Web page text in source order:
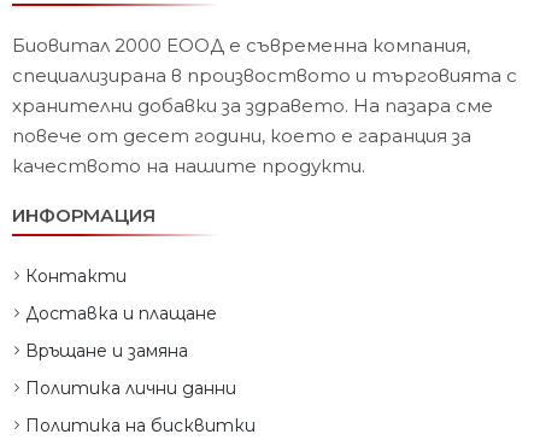
Биовитал 2000 ЕООД е съвременна компания,
специализирана в произвоството и търговията с
хранителни добавки за здравето. На пазара сме
повече от десет години, което е гаранция за
качеството на нашите продукти.
ИНФОРМАЦИЯ
Контакти
Доставка и плащане
Връщане и замяна
Политика лични данни
Политика на бисквитки